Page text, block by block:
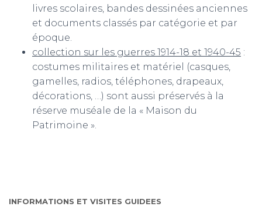
livres scolaires, bandes dessinées anciennes
et documents classés par catégorie et par
époque.
collection sur les guerres 1914-18 et 1940-45 :
costumes militaires et matériel (casques,
gamelles, radios, téléphones, drapeaux,
décorations, …) sont aussi préservés à la
réserve muséale de la « Maison du
Patrimoine ».
INFORMATIONS ET VISITES GUIDEES